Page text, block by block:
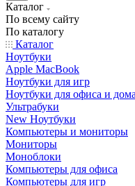
Каталог
По всему сайту
По каталогу
Каталог
Ноутбуки
Apple MacBook
Ноутбуки для игр
Ноутбуки для офиса и дома
Ультрабуки
New Ноутбуки
Компьютеры и мониторы
Мониторы
Моноблоки
Компьютеры для офиса
Компьютеры для игр